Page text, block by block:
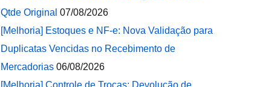
Qtde Original 07/08/2026
[Melhoria] Estoques e NF-e: Nova Validação para
Duplicatas Vencidas no Recebimento de
Mercadorias 06/08/2026
[Melhoria] Controle de Trocas: Devolução de